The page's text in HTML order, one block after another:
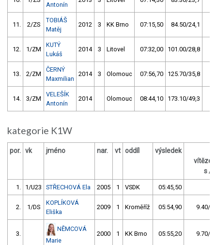
Antonín
11. 2/ZS
TOBIÁŠ
Matěj
2012 3 KK Brno 07:15,50 84.50/24,1
12. 1/ZM
KUTÝ
Lukáš
2014 3 Litovel 07:32,00 101.00/28,8
13. 2/ZM
ČERNÝ
Maxmilian
2014 3 Olomouc 07:56,70 125.70/35,8
14. 3/ZM
VELEŠÍK
Antonín
2014 Olomouc 08:44,10 173.10/49,3
kategorie K1W
por. vk jméno nar. vt oddíl výsledek
s /
1. 1/U23 STŘECHOVÁ Ela 2005 1 VSDK 05:45,50
2. 1/DS
KOPLÍKOVÁ
Eliška
2009 1 Kroměříž 05:54,90 9.40/
3.
NĚMCOVÁ
Marie
2000 1 KK Brno 05:55,20 9.70/